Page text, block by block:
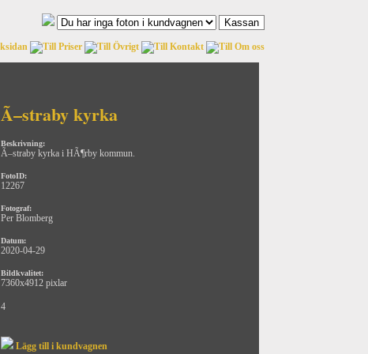
Ã–straby kyrka
Beskrivning:
Ã–straby kyrka i HÃ¶rby kommun.
FotoID:
12267
Fotograf:
Per Blomberg
Datum:
2020-04-29
Bildkvalitet:
7360x4912 pixlar
4
Lägg till i kundvagnen